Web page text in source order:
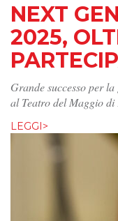
NEXT
2025,
Grande successo per
al Teatro del Maggio di
LEGGI>